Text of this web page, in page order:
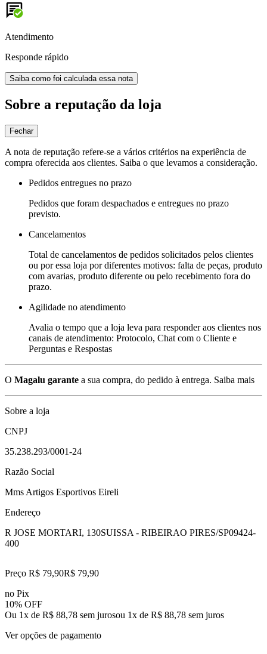
Atendimento
Responde rápido
Saiba como foi calculada essa nota
Sobre a reputação da loja
Fechar
A nota de reputação refere-se a vários critérios na experiência de
compra oferecida aos clientes. Saiba o que levamos a consideração.
Pedidos entregues no prazo
Pedidos que foram despachados e entregues no prazo
previsto.
Cancelamentos
Total de cancelamentos de pedidos solicitados pelos clientes
ou por essa loja por diferentes motivos: falta de peças, produto
com avarias, produto diferente ou pelo recebimento fora do
prazo.
Agilidade no atendimento
Avalia o tempo que a loja leva para responder aos clientes nos
canais de atendimento: Protocolo, Chat com o Cliente e
Perguntas e Respostas
O Magalu garante a sua compra, do pedido à entrega. Saiba mais
Sobre a loja
CNPJ
35.238.293/0001-24
Razão Social
Mms Artigos Esportivos Eireli
Endereço
R JOSE MORTARI, 130SUISSA - RIBEIRAO PIRES/SP09424-
400
Preço R$ 79,90R$ 79,90
no Pix
10% OFF
Ou 1x de R$ 88,78 sem jurosou 1x de R$ 88,78 sem juros
Ver opções de pagamento